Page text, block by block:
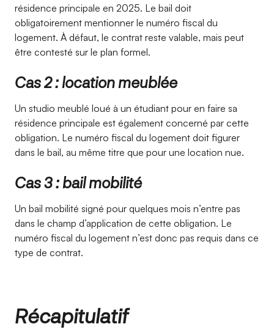
résidence principale en 2025. Le bail doit
obligatoirement mentionner le numéro fiscal du
logement. À défaut, le contrat reste valable, mais peut
être contesté sur le plan formel.
Cas 2 : location meublée
Un studio meublé loué à un étudiant pour en faire sa
résidence principale est également concerné par cette
obligation. Le numéro fiscal du logement doit figurer
dans le bail, au même titre que pour une location nue.
Cas 3 : bail mobilité
Un bail mobilité signé pour quelques mois n’entre pas
dans le champ d’application de cette obligation. Le
numéro fiscal du logement n’est donc pas requis dans ce
type de contrat.
Récapitulatif